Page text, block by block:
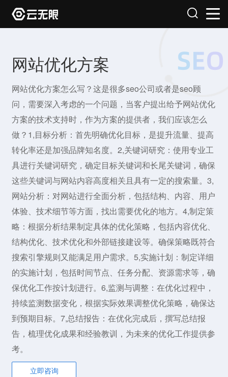
网站优化方案
网站优化方案怎么写？这是很多seo公司或者是seo顾
问，需要深入考虑的一个问题，当客户提出给予网站优化
方案的技术支持时，作为方案的提供者，我们应该怎么
做？1,目标分析：首先明确优化目标，是提升流量、提高
转化率还是加强品牌知名度。2,关键词研究：使用专业工
具进行关键词研究，确定目标关键词和长尾关键词，确保
这些关键词与网站内容高度相关且具有一定的搜索量。3,
网站分析：对网站进行全面分析，包括结构、内容、用户
体验、技术细节等方面，找出需要优化的地方。4,制定策
略：根据分析结果制定具体的优化策略，包括内容优化、
结构优化、技术优化和外部链接建设等。确保策略既符合
搜索引擎规则又能满足用户需求。5,实施计划：制定详细
的实施计划，包括时间节点、任务分配、资源需求等，确
保优化工作按计划进行。6,监测与调整：在优化过程中，
持续监测数据变化，根据实际效果调整优化策略，确保达
到预期目标。7,总结报告：在优化完成后，撰写总结报
告，梳理优化成果和经验教训，为未来的优化工作提供参
考。
立即咨询